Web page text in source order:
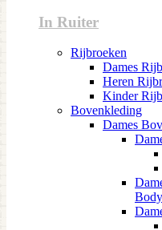
In Ruiter
Rijbroeken
Dames
Heren
Kinder
Bovenkleding
Dames